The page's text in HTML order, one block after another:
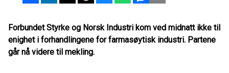
Forbundet Styrke og Norsk Industri kom ved midnatt ikke til
enighet i forhandlingene for farmasøytisk industri. Partene
går nå videre til mekling.